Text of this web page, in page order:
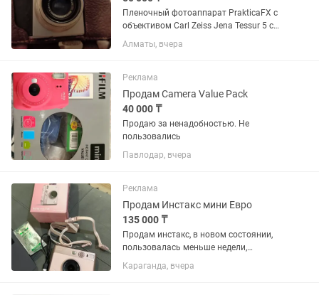
Пленочный фотоаппарат PrakticaFX c
объективом Carl Zeiss Jena Tessur 5 cm,
f, 2,8 . Привезен из Германии в 1952 г.
Футляр и ремень кожаный.
Алматы, вчера
Реклама
Продам Camera Value Pack
40 000 ₸
Продаю за ненадобностью. Не
пользовались
Павлодар, вчера
Реклама
Продам Инстакс мини Евро
135 000 ₸
Продам инстакс, в новом состоянии,
пользовалась меньше недели,
картридж в подарок
Караганда, вчера